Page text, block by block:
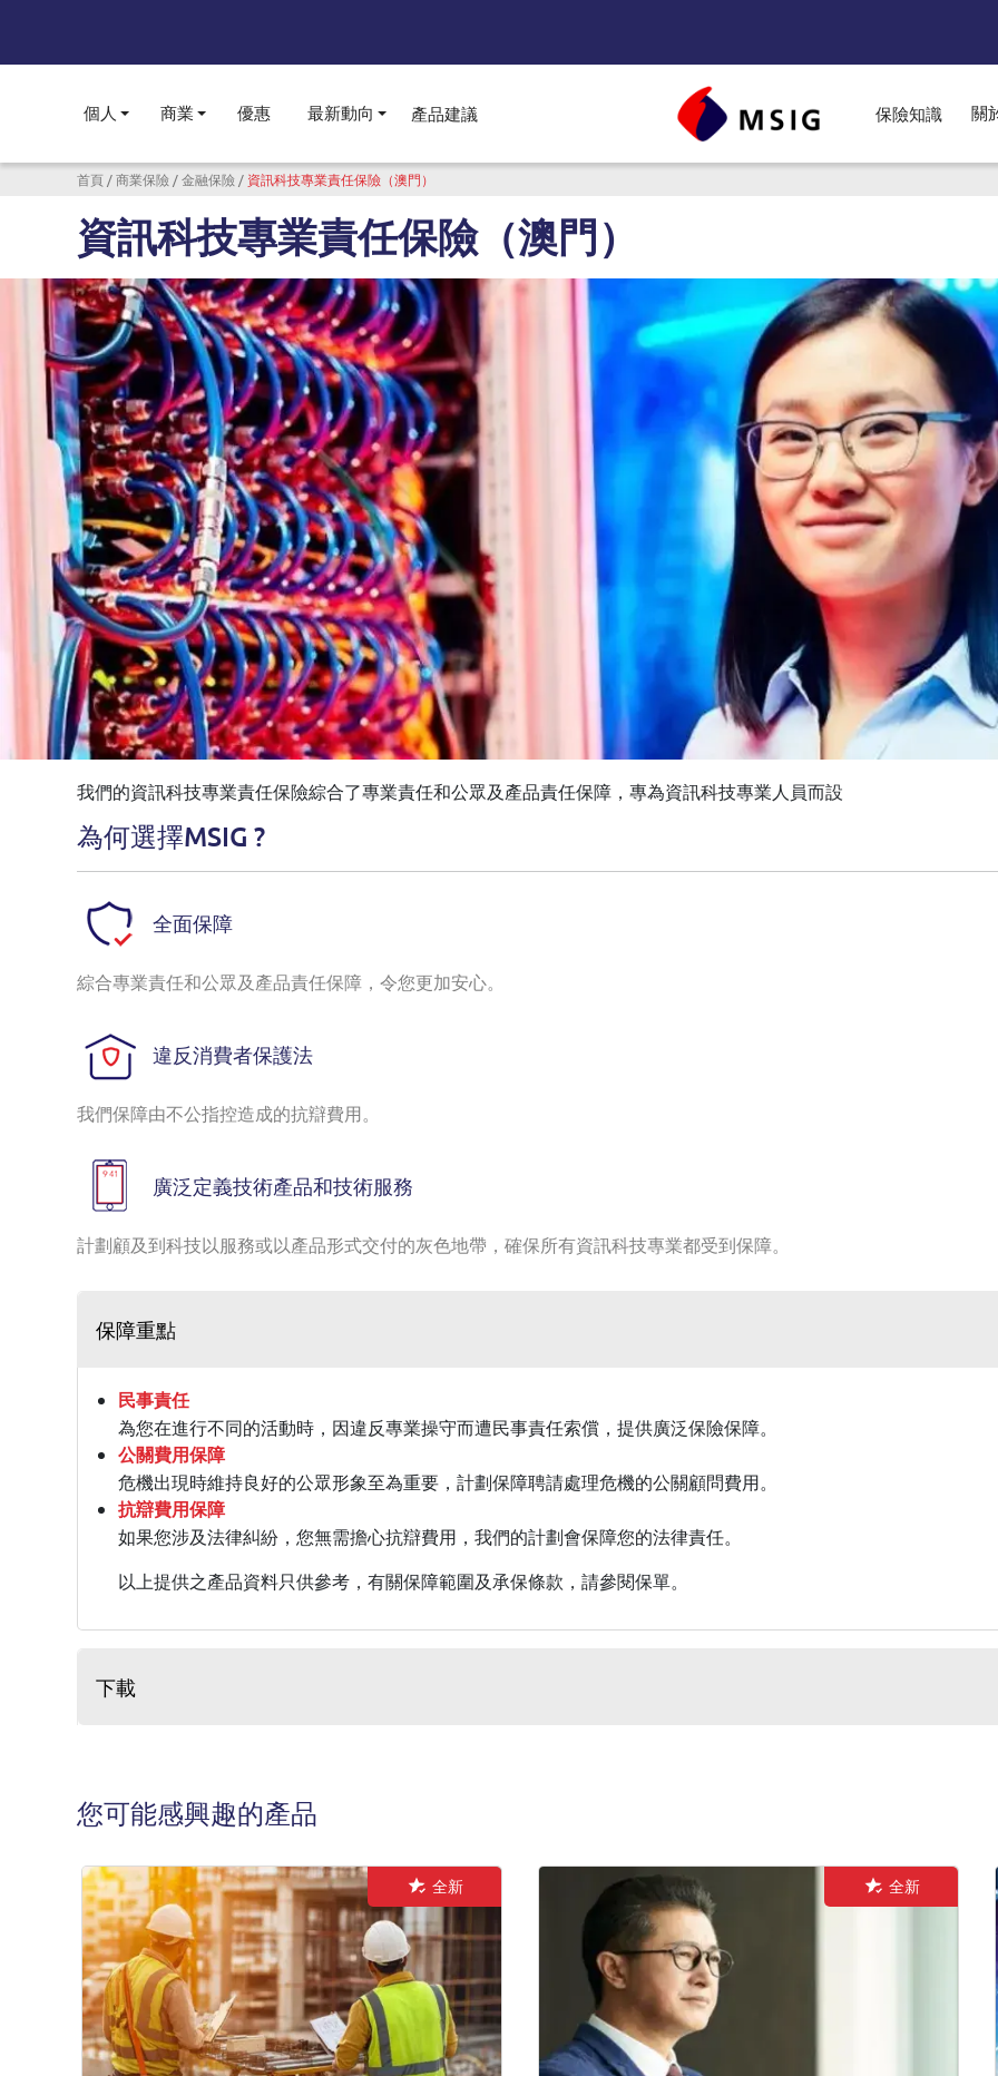
個人
Toggle submenu
商業
Toggle submenu
優惠 最新動向
Toggle submenu
產品建議 保險知識 關
導航連結
首頁 商業保險 金融保險 資訊科技專業責任保險（澳門）
資訊科技專業責任保險（澳門）
我們的資訊科技專業責任保險綜合了專業責任和公眾及產品責任保障，專為資訊科技專業人員而設
為何選擇MSIG ?
全面保障
綜合專業責任和公眾及產品責任保障，令您更加安心。
違反消費者保護法
我們保障由不公指控造成的抗辯費用。
廣泛定義技術產品和技術服務
計劃顧及到科技以服務或以產品形式交付的灰色地帶，確保所有資訊科技專業都受到保障。
保障重點
民事責任
為您在進行不同的活動時，因違反專業操守而遭民事責任索償，提供廣泛保險保障。
公關費用保障
危機出現時維持良好的公眾形象至為重要，計劃保障聘請處理危機的公關顧問費用。
抗辯費用保障
如果您涉及法律糾紛，您無需擔心抗辯費用，我們的計劃會保障您的法律責任。
以上提供之產品資料只供參考，有關保障範圍及承保條款，請參閱保單。
下載
您可能感興趣的產品
全新 全新